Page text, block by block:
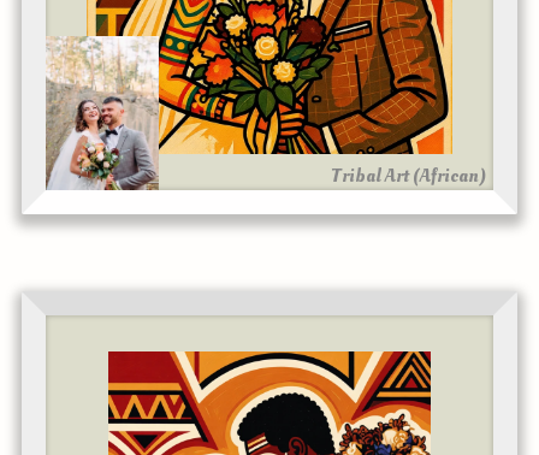
Tribal Art (African)